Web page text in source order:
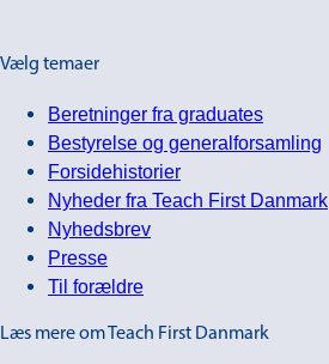
Vælg temaer
Beretninger fra graduates
Bestyrelse og generalforsamling
Forsidehistorier
Nyheder fra Teach First Danmark
Nyhedsbrev
Presse
Til forældre
Læs mere om Teach First Danmark